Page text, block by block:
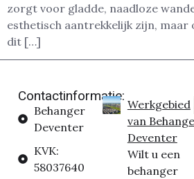
zorgt voor gladde, naadloze
esthetisch aantrekkelijk zijn, maar
dit […]
Contactinformatie:
Behanger
Deventer
KVK:
58037640
Werkgebied
van
Deventer
Wilt u een
behanger